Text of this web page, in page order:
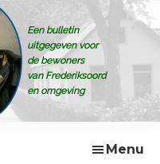
Een bulletin
uitgegeven voor
de bewoners
van Frederiksoord
en omgeving
Menu